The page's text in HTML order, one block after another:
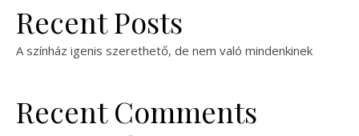
Recent Posts
A színház igenis szerethető, de nem való mindenkinek
Recent Comments